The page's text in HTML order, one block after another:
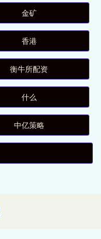
金矿
香港
衡牛所配资
什么
中亿策略